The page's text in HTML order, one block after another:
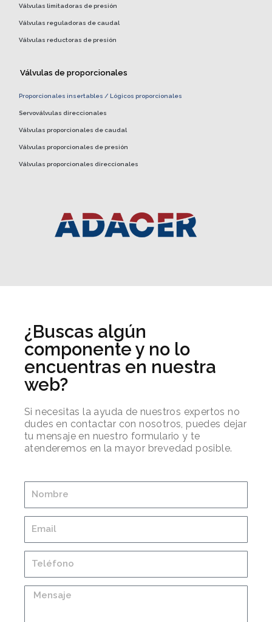
Válvulas limitadoras de presión
Válvulas reguladoras de caudal
Válvulas reductoras de presión
Válvulas de proporcionales
Proporcionales insertables / Lógicos proporcionales
Servoválvulas direccionales
Válvulas proporcionales de caudal
Válvulas proporcionales de presión
Válvulas proporcionales direccionales
¿Buscas algún
componente y no lo
encuentras en nuestra
web?
Si necesitas la ayuda de nuestros expertos no
dudes en contactar con nosotros, puedes dejar
tu mensaje en nuestro formulario y te
atenderemos en la mayor brevedad posible.